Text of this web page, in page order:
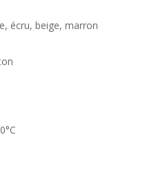
écru, beige, marron